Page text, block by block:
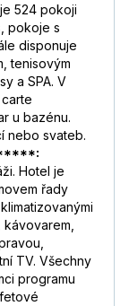
524 pokoji
pokoje s
disponuje
tenisovým
a SPA. V
u bazénu.
nebo svateb.
Hotel je
řady
TV. Všechny
programu